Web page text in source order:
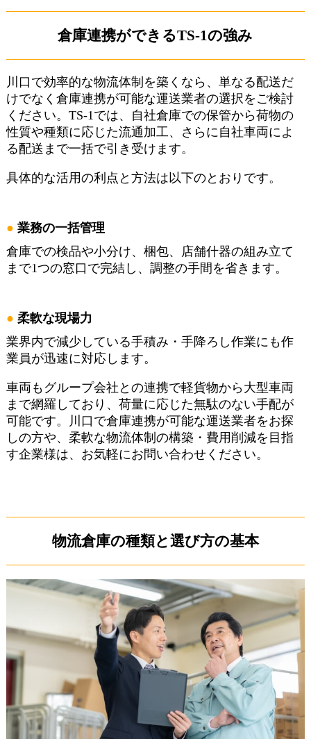
倉庫連携ができるTS-1の強み
川口で効率的な物流体制を築くなら、単なる配送だ
けでなく倉庫連携が可能な運送業者の選択をご検討
ください。TS-1では、自社倉庫での保管から荷物の
性質や種類に応じた流通加工、さらに自社車両によ
る配送まで一括で引き受けます。
具体的な活用の利点と方法は以下のとおりです。
業務の一括管理
倉庫での検品や小分け、梱包、店舗什器の組み立て
まで1つの窓口で完結し、調整の手間を省きます。
柔軟な現場力
業界内で減少している手積み・手降ろし作業にも作
業員が迅速に対応します。
車両もグループ会社との連携で軽貨物から大型車両
まで網羅しており、荷量に応じた無駄のない手配が
可能です。川口で倉庫連携が可能な運送業者をお探
しの方や、柔軟な物流体制の構築・費用削減を目指
す企業様は、お気軽にお問い合わせください。
物流倉庫の種類と選び方の基本